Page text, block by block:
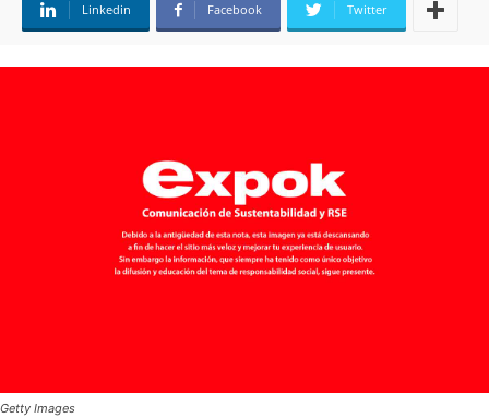
Linkedin Facebook Twitter
Getty Images